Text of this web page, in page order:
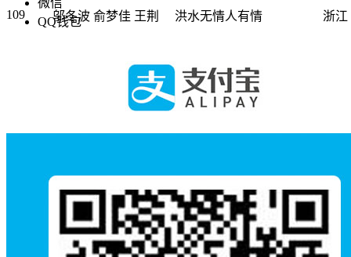
109 邬冬波 俞梦佳 王荆 洪水无情人有情 浙江
寻星
夏广怡 张洪建
铁血战旗:演马庄英雄连
1944
夏克梁 陆盈睿 土楼捉贼记 浙江
微信
QQ钱包